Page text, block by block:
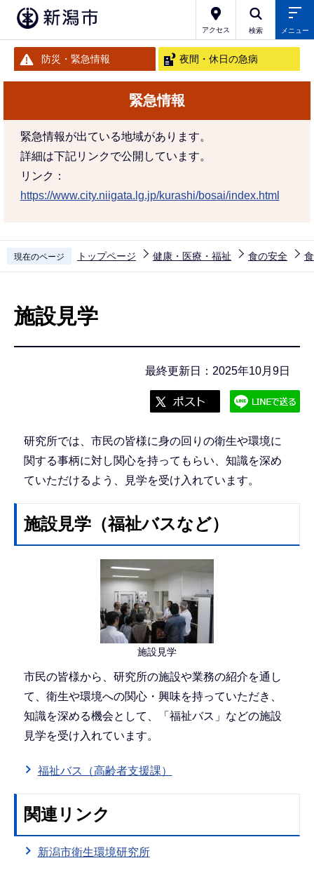
アクセス 検索 メニュー
防災・緊急情報 夜間・休日の急病
緊急情報
緊急情報が出ている地域があります。
詳細は下記リンクで公開しています。
リンク：
https://www.city.niigata.lg.jp/kurashi/bosai/index.html
現在のページ トップページ 健康・医療・福祉 食の安全
施設見学
最終更新日：2025年10月9日
研究所では、市民の皆様に身の回りの衛生や環境に
関する事柄に対し関心を持ってもらい、知識を深め
ていただけるよう、見学を受け入れています。
施設見学（福祉バスなど）
施設見学
市民の皆様から、研究所の施設や業務の紹介を通し
て、衛生や環境への関心・興味を持っていただき、
知識を深める機会として、「福祉バス」などの施設
見学を受け入れています。
福祉バス（高齢者支援課）
関連リンク
新潟市衛生環境研究所